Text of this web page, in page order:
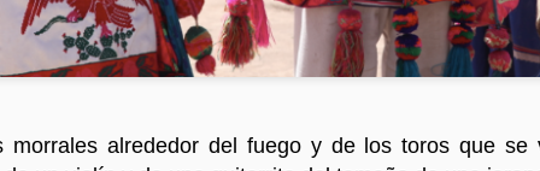
morrales alrededor del fuego y de los toros que se